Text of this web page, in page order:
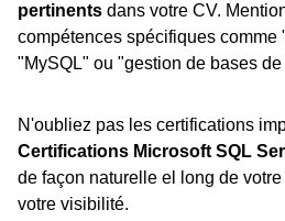
pertinents dans votre CV.
compétences spécifiques comme
"MySQL" ou "gestion de bases
N'oubliez pas les certifications
Certifications Microsoft SQL
de façon naturelle el long de
votre visibilité.